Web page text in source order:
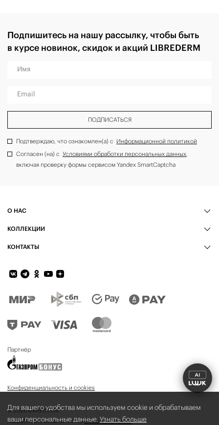
Подпишитесь на нашу рассылку, чтобы быть
в курсе новинок, скидок и акций LIBREDERM
Имя
Email
ПОДПИСАТЬСЯ
Подтверждаю, что ознакомлен(а) с Информационной политикой
Согласен (на) с Условиями обработки персональных данных,
включая проверку формы сервисом Yandex SmartCaptcha
О НАС
КОЛЛЕКЦИИ
КОНТАКТЫ
Партнёр
Конфиденциальность и cookies
© 2026 LIBREDERM
Разработано совместно соСтудией Oneway
Для вашего удобства мы используем cookie и обрабатываем
ваши персональные данные.Узнать больше